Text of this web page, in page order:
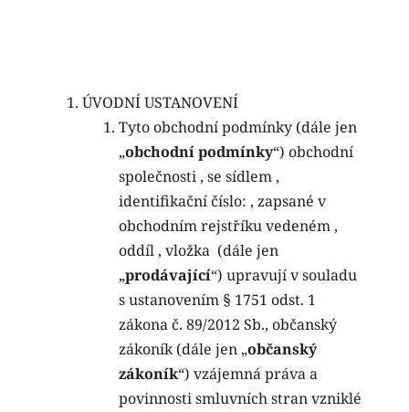
ÚVODNÍ USTANOVENÍ
Tyto obchodní podmínky (dále jen
„obchodní podmínky“) obchodní
společnosti , se sídlem ,
identifikační číslo: , zapsané v
obchodním rejstříku vedeném ,
oddíl , vložka (dále jen
„prodávající“) upravují v souladu
s ustanovením § 1751 odst. 1
zákona č. 89/2012 Sb., občanský
zákoník (dále jen „občanský
zákoník“) vzájemná práva a
povinnosti smluvních stran vzniklé